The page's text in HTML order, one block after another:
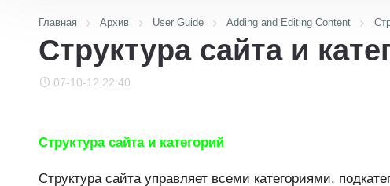
Главная Архив User Guide Adding and Editing Content
Структура сайта и
07-10-12 22:40
Структура сайта и категорий
Структура сайта управляет всеми категориями,